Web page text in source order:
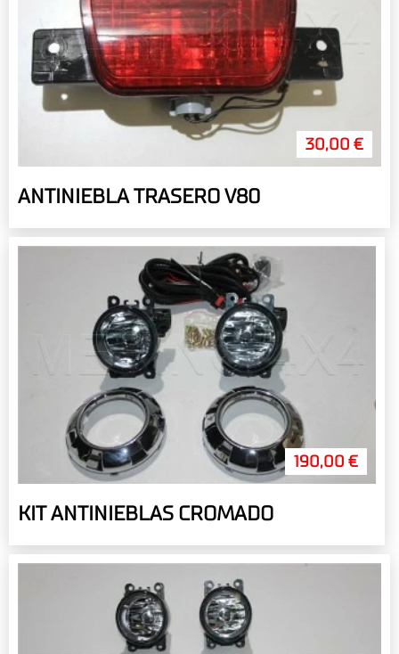
30,00 €
ANTINIEBLA TRASERO V80
190,00 €
KIT ANTINIEBLAS CROMADO